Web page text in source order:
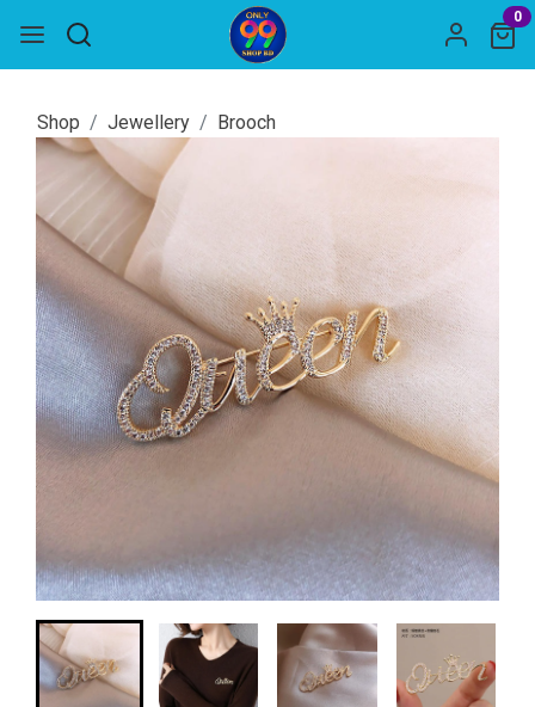
0
Shop Jewellery Brooch